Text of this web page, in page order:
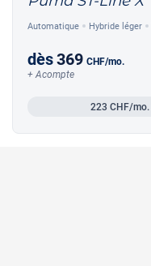
Automatique Hybride léger
dès369 CHF/mo.
+ Acompte
223 CHF/mo.